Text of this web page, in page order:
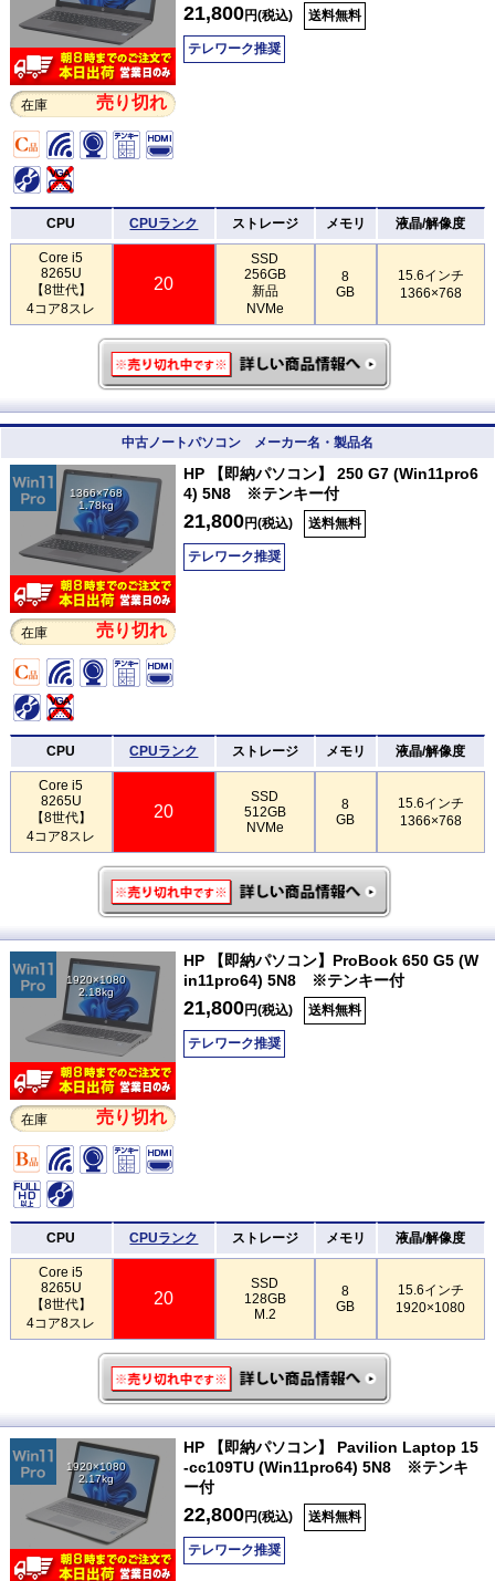
在庫 売り切れ
21,800円(税込) 送料無料
テレワーク推奨
CPU CPUランク ストレージ メモリ 液晶/解像度
Core i5
8265U
【8世代】
4コア8スレ
20
SSD
256GB
新品
NVMe
8
GB
15.6インチ
1366×768
中古ノートパソコン メーカー名・製品名
1366×768
1.78kg
在庫 売り切れ
HP 【即納パソコン】 250 G7 (Win11pro6
4) 5N8 ※テンキー付
21,800円(税込) 送料無料
テレワーク推奨
CPU CPUランク ストレージ メモリ 液晶/解像度
Core i5
8265U
【8世代】
4コア8スレ
20
SSD
512GB
NVMe
8
GB
15.6インチ
1366×768
1920×1080
2.18kg
在庫 売り切れ
HP 【即納パソコン】ProBook 650 G5 (W
in11pro64) 5N8 ※テンキー付
21,800円(税込) 送料無料
テレワーク推奨
CPU CPUランク ストレージ メモリ 液晶/解像度
Core i5
8265U
【8世代】
4コア8スレ
20
SSD
128GB
M.2
8
GB
15.6インチ
1920×1080
1920×1080
2.17kg
HP 【即納パソコン】 Pavilion Laptop 15
-cc109TU (Win11pro64) 5N8 ※テンキ
ー付
22,800円(税込) 送料無料
テレワーク推奨